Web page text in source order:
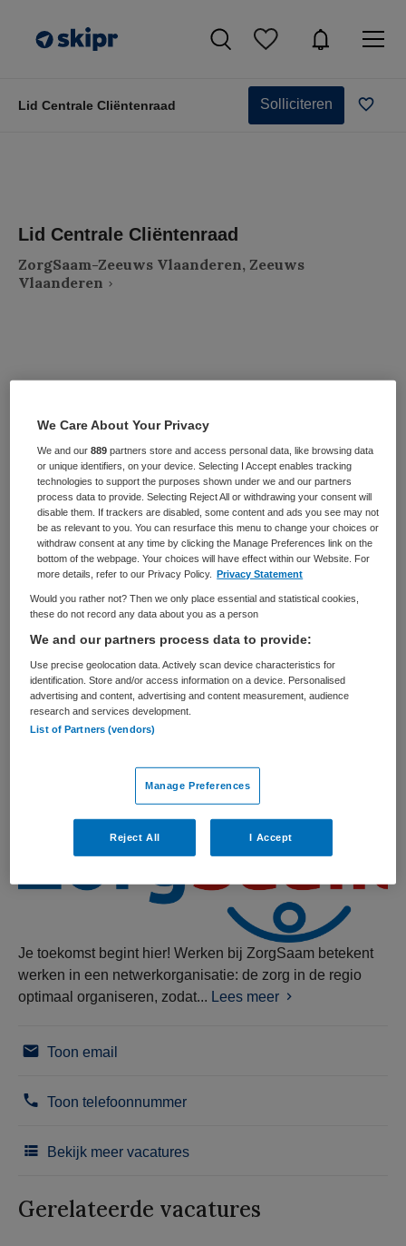
Lid Centrale Cliëntenraad Solliciteren
Lid Centrale Cliëntenraad
ZorgSaam-Zeeuws Vlaanderen, Zeeuws
Vlaanderen
BRANCHE
Instelling/tehuis
AANSTELLING
Niet nader bepaald
PLAATSINGSDATUM
29 april 2026 HBO
ERVARING
Ervaren
DIENSTVERBAND
Parttime
Vacature niet beschikbaar
Deze vacature Lid Centrale Cliëntenraad bij ZorgSaam-
Zeeuws Vlaanderen is niet meer actueel. Hieronder staan
enkele vergelijkbare vacatures die voor u wellicht
Je toekomst begint hier! Werken bij ZorgSaam betekent
werken in een netwerkorganisatie: de zorg in de regio
optimaal organiseren, zodat... Lees meer
Toon email
Toon telefoonnummer
Bekijk meer vacatures
Gerelateerde vacatures
We Care About Your Privacy
We and our889 partners store and access personal data, like browsing data
or unique identifiers, on your device. Selecting I Accept enables tracking
technologies to support the purposes shown under we and our partners
process data to provide. Selecting Reject All or withdrawing your consent will
disable them. If trackers are disabled, some content and ads you see may not
be as relevant to you. You can resurface this menu to change your choices or
withdraw consent at any time by clicking the Manage Preferences link on the
bottom of the webpage. Your choices will have effect within our Website. For
more details, refer to our Privacy Policy.
Privacy Statement
Would you rather not? Then we only place essential and statistical cookies,
these do not record any data about you as a person
We and our partners process data to provide:
Use precise geolocation data. Actively scan device characteristics for
identification. Store and/or access information on a device. Personalised
advertising and content, advertising and content measurement, audience
research and services development.
List of Partners (vendors)
Manage Preferences
Reject All I Accept